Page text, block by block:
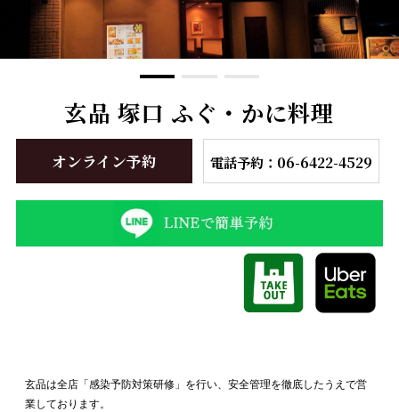
玄品 塚口 ふぐ・かに料理
オンライン予約 電話予約：06-6422-4529
玄品は全店「感染予防対策研修」を行い、安全管理を徹底したうえで営
業しております。